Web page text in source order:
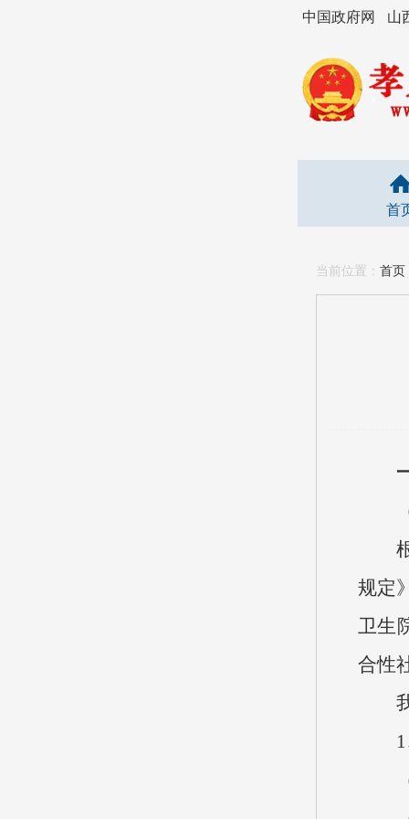
中国政府网 山
首
当前位置： 首页
根
规定
卫生
合性
我
1、
（1